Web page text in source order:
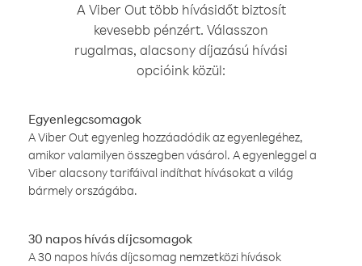
A Viber Out több hívásidőt biztosít
kevesebb pénzért. Válasszon
rugalmas, alacsony díjazású hívási
opcióink közül:
Egyenlegcsomagok
A Viber Out egyenleg hozzáadódik az egyenlegéhez,
amikor valamilyen összegben vásárol. A egyenleggel a
Viber alacsony tarifáival indíthat hívásokat a világ
bármely országába.
30 napos hívás díjcsomagok
A 30 napos hívás díjcsomag nemzetközi hívások